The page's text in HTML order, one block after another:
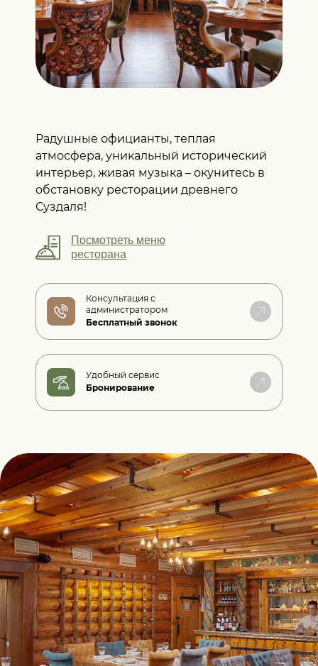
Радушные официанты, теплая
атмосфера, уникальный исторический
интерьер, живая музыка – окунитесь в
обстановку ресторации древнего
Суздаля!
Посмотреть меню
ресторана
Консультация с
администратором
Бесплатный звонок
Удобный сервис
Бронирование